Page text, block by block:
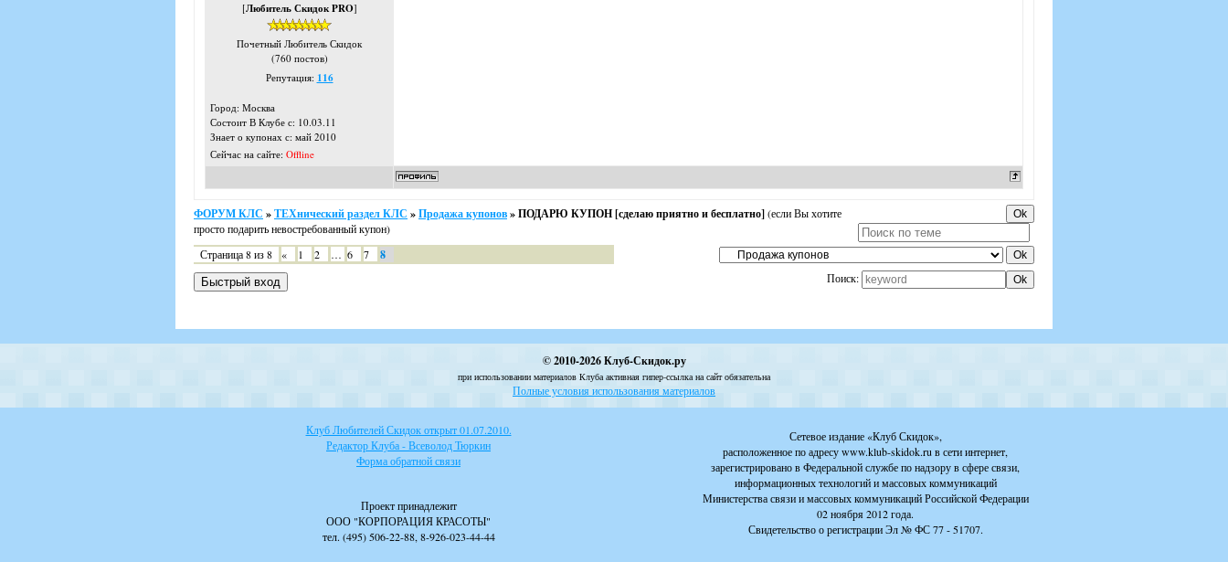
[Любитель Скидок PRO]
Почетный Любитель Скидок
(760 постов)
Репутация: 116
Город: Москва
Состоит В Клубе с: 10.03.11
Знает о купонах с: май 2010
Сейчас на сайте: Offline
ФОРУМ КЛС »ТЕХнический раздел КЛС »Продажа купонов»ПОДАРЮ КУПОН [сделаю приятно и бесплатно](если Вы хотите
просто подарить невостребованный купон)
Страница8из8 « 1 2 … 6 7 8
Поиск:
© 2010-2026 Клуб-Скидок.ру
при использовании материалов Клуба активная гипер-ссылка на сайт обязательна
Полные условия использования материалов
Клуб Любителей Скидок открыт 01.07.2010.
Редактор Клуба - Всеволод Тюркин
Форма обратной связи
Проект принадлежит
ООО "КОРПОРАЦИЯ КРАСОТЫ"
тел. (495) 506-22-88, 8-926-023-44-44
Сетевое издание «Клуб Скидок»,
расположенное по адресу www.klub-skidok.ru в сети интернет,
зарегистрировано в Федеральной службе по надзору в сфере связи,
информационных технологий и массовых коммуникаций
Министерства связи и массовых коммуникаций Российской Федерации
02 ноября 2012 года.
Свидетельство о регистрации Эл № ФС 77 - 51707.